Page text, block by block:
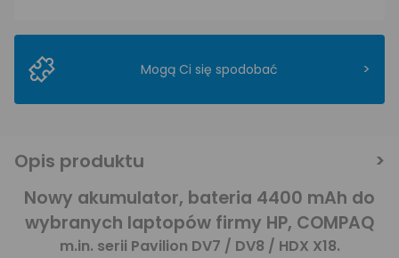
Mogą Ci się spodobać >
Opis produktu
Nowy akumulator, bateria 4400 mAh do
wybranych laptopów firmy HP, COMPAQ
m.in. serii Pavilion DV7 / DV8 / HDX X18.